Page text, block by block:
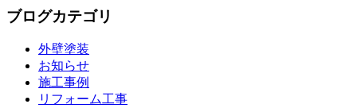
ブログカテゴリ
外壁塗装
お知らせ
施工事例
リフォーム工事